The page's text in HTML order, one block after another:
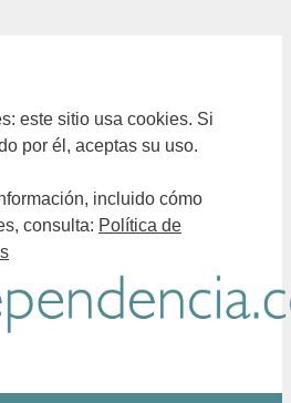
este sitio usa cookies. Si
por él, aceptas su uso.
incluido cómo
consulta: Política de